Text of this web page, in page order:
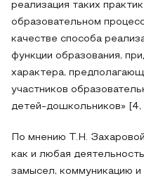
реализация таких
образовательном
качестве способа
функции образования,
характера,
участников
детей-дошкольников» [4,
По мнению Т.Н.
как и любая
замысел, коммуникацию и